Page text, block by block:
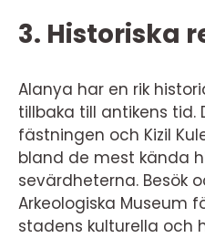
3. Historiska
Alanya har en rik
tillbaka till antikens tid.
fästningen och Kizil
bland de mest kända
sevärdheterna. Besök
Arkeologiska Museum
stadens kulturella och